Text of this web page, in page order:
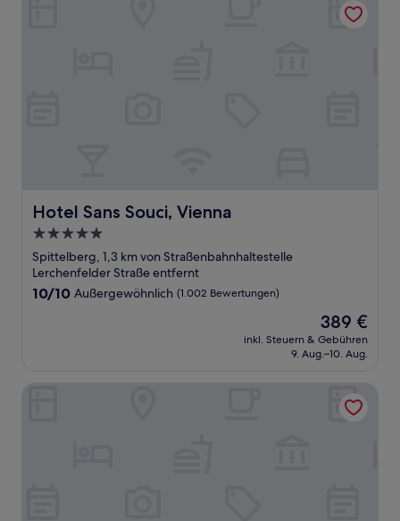
Hotel Sans Souci, Vienna
Hotel Sans Souci, Vienna
5.0-
Sterne-
Unterkunft
Spittelberg, 1,3 km von Straßenbahnhaltestelle
Lerchenfelder Straße entfernt
10.0
10/10 Außergewöhnlich (1.002 Bewertungen)
Der
Preis
beträgt
389 €
inkl. Steuern & Gebühren
9. Aug.–10. Aug.